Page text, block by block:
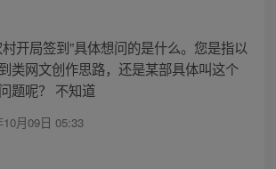
开局签到”具体想问的是什么。您是指以
类网文创作思路，还是某部具体叫这个
题呢？ 不知道
10月09日 05:33